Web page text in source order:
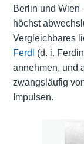
Berlin und Wien
höchst
Vergleichbares
Ferdl
(d. i.
annehmen, und
zwangsläufig
Impulsen.